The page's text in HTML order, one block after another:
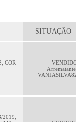
SITUAÇÃO
COR